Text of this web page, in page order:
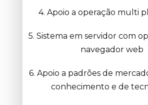
4. Apoio a operação multi
5. Sistema em servidor com
navegador web
6. Apoio a padrões de
conhecimento e de